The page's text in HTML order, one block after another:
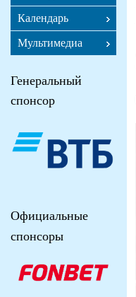
Календарь
Мультимедиа
Генеральный
спонсор
Официальные
спонсоры